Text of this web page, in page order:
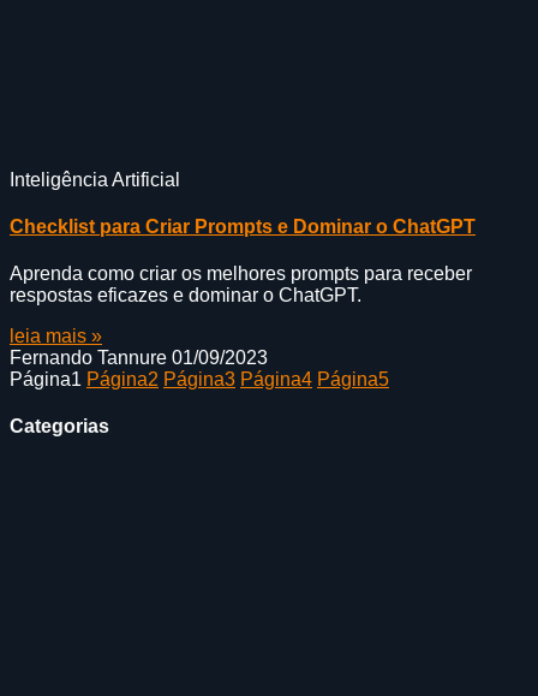
Inteligência Artificial
Checklist para Criar Prompts e Dominar o ChatGPT
Aprenda como criar os melhores prompts para receber
respostas eficazes e dominar o ChatGPT.
leia mais »
Fernando Tannure 01/09/2023
Página1 Página2 Página3 Página4 Página5
Categorias